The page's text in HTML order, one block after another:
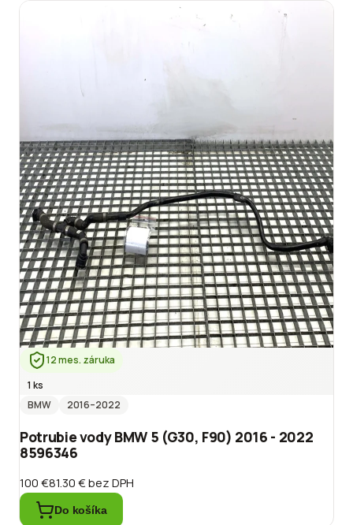
12 mes. záruka
1 ks
BMW
2016–2022
Potrubie vody BMW 5 (G30, F90) 2016 - 2022
8596346
100 €81.30 €bez DPH
Do košíka